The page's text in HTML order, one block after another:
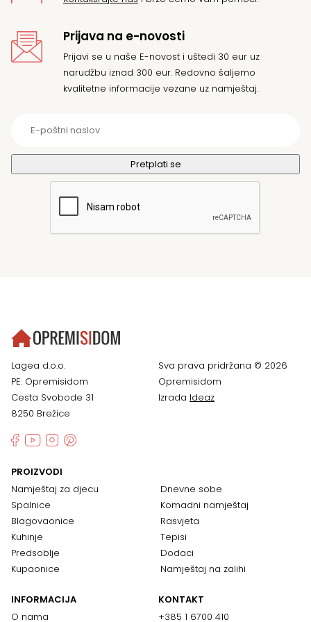
Prijava na e-novosti
Prijavi se u naše E-novost i uštedi 30 eur uz
narudžbu iznad 300 eur. Redovno šaljemo
kvalitetne informacije vezane uz namještaj.
Lagea d.o.o.
PE: Opremisidom
Cesta Svobode 31
8250 Brežice
Sva prava pridržana © 2026
Opremisidom
Izrada Ideaz
PROIZVODI
Namještaj za djecu
Spalnice
Blagovaonice
Kuhinje
Predsoblje
Kupaonice
Dnevne sobe
Komadni namještaj
Rasvjeta
Tepisi
Dodaci
Namještaj na zalihi
INFORMACIJA
O nama
KONTAKT
+385 1 6700 410